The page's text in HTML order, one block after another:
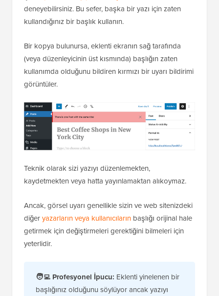
deneyebilirsiniz. Bu sefer, başka bir yazı için zaten
kullandığınız bir başlık kullanın.
Bir kopya bulunursa, eklenti ekranın sağ tarafında
(veya düzenleyicinin üst kısmında) başlığın zaten
kullanımda olduğunu bildiren kırmızı bir uyarı bildirimi
görüntüler.
Teknik olarak sizi yazıyı düzenlemekten,
kaydetmekten veya hatta yayınlamaktan alıkoymaz.
Ancak, görsel uyarı genellikle sizin ve web sitenizdeki
diğeryazarların veya kullanıcıların başlığı orijinal hale
getirmek için değiştirmeleri gerektiğini bilmeleri için
yeterlidir.
🧑‍💻 Profesyonel İpucu: Eklenti yinelenen bir
başlığınız olduğunu söylüyor ancak yazıyı